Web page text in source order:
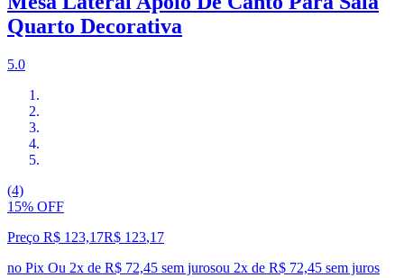
Quarto Decorativa
5.0
(4)
15% OFF
Preço R$ 123,17R$ 123,17
no Pix Ou 2x de R$ 72,45 sem jurosou 2x de R$ 72,45 sem juros